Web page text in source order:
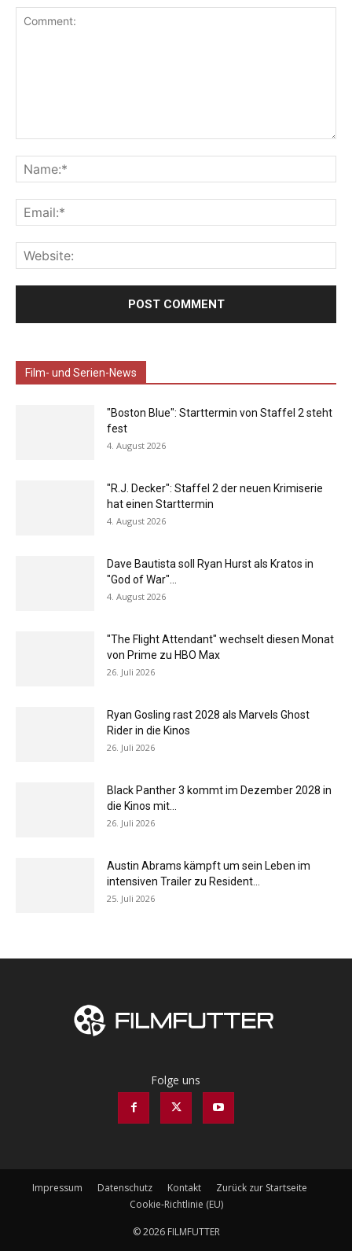
Film- und Serien-News
"Boston Blue": Starttermin von Staffel 2 steht
fest
4. August 2026
"R.J. Decker": Staffel 2 der neuen Krimiserie
hat einen Starttermin
4. August 2026
Dave Bautista soll Ryan Hurst als Kratos in
"God of War"...
4. August 2026
"The Flight Attendant" wechselt diesen Monat
von Prime zu HBO Max
26. Juli 2026
Ryan Gosling rast 2028 als Marvels Ghost
Rider in die Kinos
26. Juli 2026
Black Panther 3 kommt im Dezember 2028 in
die Kinos mit...
26. Juli 2026
Austin Abrams kämpft um sein Leben im
intensiven Trailer zu Resident...
25. Juli 2026
Folge uns
Impressum Datenschutz Kontakt
Zurück zur Startseite
Cookie-Richtlinie (EU)
© 2026 FILMFUTTER